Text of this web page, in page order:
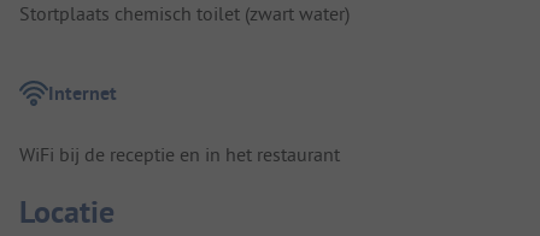
Stortplaats chemisch toilet (zwart water)
Internet
WiFi bij de receptie en in het restaurant
Locatie